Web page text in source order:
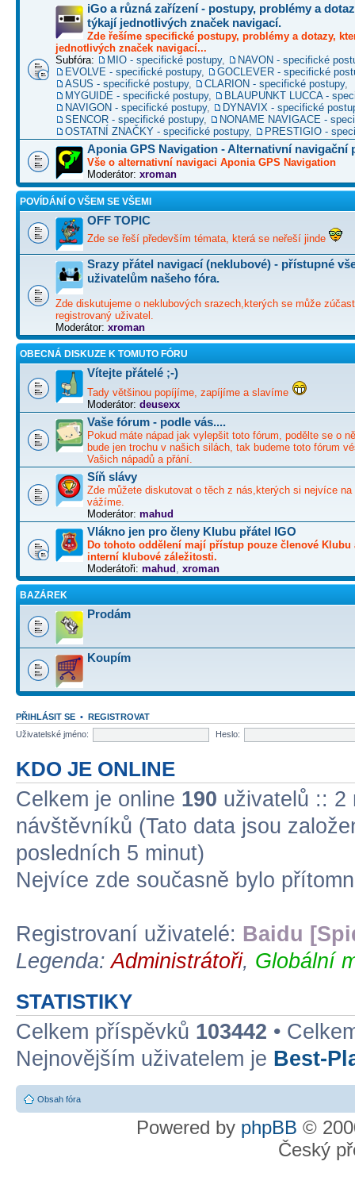
iGo a různá zařízení - postupy, problémy a
týkají jednotlivých značek navigací.
Zde řešíme specifické postupy, problémy a dotazy,
jednotlivých značek navigací...
Subfóra:
MIO - specifické postupy,
NAVON - specifické
EVOLVE - specifické postupy,
GOCLEVER - specifické
ASUS - specifické postupy, CLARION - specifické postupy,
MYGUIDE - specifické postupy,
BLAUPUNKT LUCCA -
NAVIGON - specifické postupy,
DYNAVIX - specifické
SENCOR - specifické postupy,
NONAME NAVIGACE -
OSTATNÍ ZNAČKY - specifické postupy, PRESTIGIO -
Aponia GPS Navigation - Alternativní navigační
Vše o alternativní navigaci Aponia GPS Navigation
Moderátor: xroman
POVÍDÁNÍ O VŠEM SE VŠEMI
OFF TOPIC
Zde se řeší především témata, která se neřeší jinde
Srazy přátel navigací (neklubové) - přístupné
uživatelům našeho fóra.
Zde diskutujeme o neklubových srazech,kterých se může
registrovaný uživatel.
Moderátor: xroman
OBECNÁ DISKUZE K TOMUTO FÓRU
Vítejte přátelé ;-)
Tady většinou popíjíme, zapíjíme a slavíme
Moderátor: deusexx
Vaše fórum - podle vás....
Pokud máte nápad jak vylepšit toto fórum, podělte se o
bude jen trochu v našich silách, tak budeme toto fórum
Vašich nápadů a přání.
Síň slávy
Zde můžete diskutovat o těch z nás,kterých si nejvíce na
vážíme.
Moderátor: mahud
Vlákno jen pro členy Klubu přátel IGO
Do tohoto oddělení mají přístup pouze členové Klubu
interní klubové záležitosti.
Moderátoři: mahud xroman
BAZÁREK
Prodám
Koupím
PŘIHLÁSIT SE • REGISTROVAT
Uživatelské jméno:
Heslo:
KDO JE ONLINE
Celkem je online 190 uživatelů :: 2
návštěvníků (Tato data jsou
posledních 5 minut)
Nejvíce zde současně bylo
Registrovaní uživatelé: Baidu
Legenda:Administrátoři, Globální
STATISTIKY
Celkem příspěvků 103442 •
Nejnovějším uživatelem je Best-
Obsah fóra
Powered by phpBB ©
Český